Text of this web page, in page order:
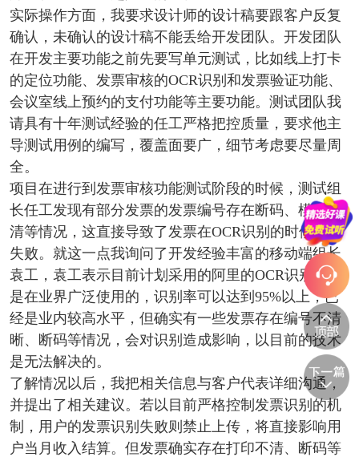
实际操作方面，我要求设计师的设计稿要跟客户反复
确认，未确认的设计稿不能丢给开发团队。开发团队
在开发主要功能之前先要写单元测试，比如线上打卡
的定位功能、发票审核的OCR识别和发票验证功能、
会议室线上预约的支付功能等主要功能。测试团队我
请具有十年测试经验的任工严格把控质量，要求他主
导测试用例的编写，覆盖面要广，细节考虑要尽量周
全。
项目在进行到发票审核功能测试阶段的时候，测试组
长任工发现有部分发票的发票编号存在断码、模糊不
清等情况，这直接导致了发票在OCR识别的时候识别
失败。就这一点我询问了开发经验丰富的移动端组长
袁工，袁工表示目前计划采用的阿里的OCR识别方案
是在业界广泛使用的，识别率可以达到95%以上，已
经是业内较高水平，但确实有一些发票存在编号不清
晰、断码等情况，会对识别造成影响，以目前的技术
是无法解决的。
了解情况以后，我把相关信息与客户代表详细沟通，
并提出了相关建议。若以目前严格控制发票识别的机
制，用户的发票识别失败则禁止上传，将直接影响用
户当月收入结算。但发票确实存在打印不清、断码等